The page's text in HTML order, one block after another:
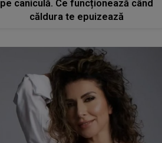
pe caniculă. Ce funcționează când
căldura te epuizează